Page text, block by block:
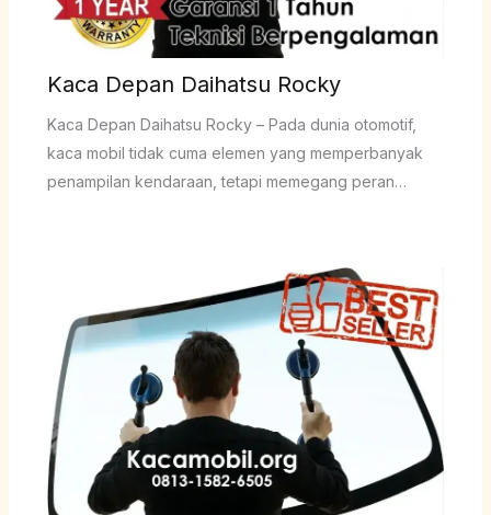
Kaca Depan Daihatsu Rocky
Kaca Depan Daihatsu Rocky – Pada dunia otomotif,
kaca mobil tidak cuma elemen yang memperbanyak
penampilan kendaraan, tetapi memegang peran…